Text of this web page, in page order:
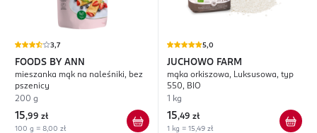
3,7
FOODS BY ANN
mieszanka mąk na naleśniki, bez
pszenicy
200 g
15,99 zł
100 g = 8,00 zł
5,0
JUCHOWO FARM
mąka orkiszowa, Luksusowa, typ
550, BIO
1 kg
15,49 zł
1 kg = 15,49 zł